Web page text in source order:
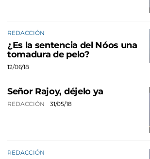
REDACCIÓN
¿Es la sentencia del Nóos una
tomadura de pelo?
12/06/18
Señor Rajoy, déjelo ya
REDACCIÓN 31/05/18
REDACCIÓN